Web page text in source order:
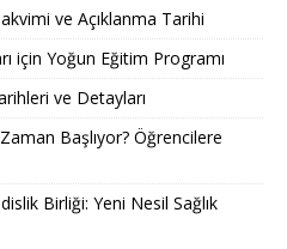
ve Açıklanma Tarihi
için Yoğun Eğitim Programı
ve Detayları
Başlıyor? Öğrencilere
Birliği: Yeni Nesil Sağlık